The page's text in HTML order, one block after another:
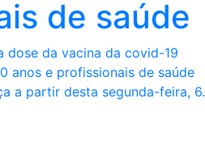
de saúde
dose da vacina da covid-19
anos e profissionais de saúde
a partir desta segunda-feira, 6.